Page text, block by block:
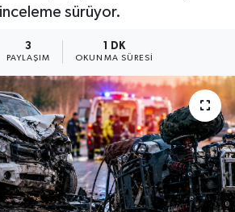
sürüyor.
3
PAYLAŞIM
1 DK
OKUNMA SÜRESI